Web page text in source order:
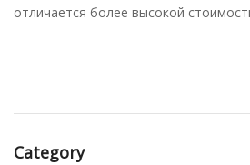
отличается более высокой
Category